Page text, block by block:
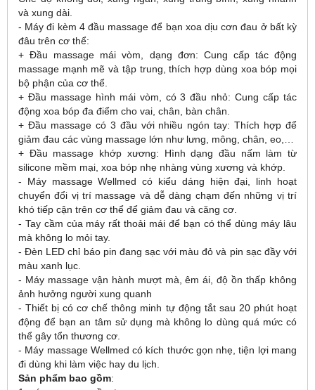
và xung dài.
- Máy đi kèm 4 đầu massage để bạn xoa dịu cơn đau ở bất kỳ
đâu trên cơ thể:
+ Đầu massage mái vòm, dạng đơn: Cung cấp tác động
massage mạnh mẽ và tập trung, thích hợp dùng xoa bóp mọi
bộ phận của cơ thể.
+ Đầu massage hình mái vòm, có 3 đầu nhỏ: Cung cấp tác
động xoa bóp đa điểm cho vai, chân, bàn chân.
+ Đầu massage có 3 đầu với nhiều ngón tay: Thích hợp để
giảm đau các vùng massage lớn như lưng, mông, chân, eo,…
+ Đầu massage khớp xương: Hình dạng đầu nấm làm từ
silicone mềm mại, xoa bóp nhẹ nhàng vùng xương và khớp.
- Máy massage Wellmed có kiểu dáng hiện đại, linh hoạt
chuyển đổi vị trí massage và dễ dàng chạm đến những vị trí
khó tiếp cận trên cơ thể để giảm đau và căng cơ.
- Tay cầm của máy rất thoải mái để bạn có thể dùng máy lâu
mà không lo mỏi tay.
- Đèn LED chỉ báo pin đang sạc với màu đỏ và pin sạc đầy với
màu xanh lục.
- Máy massage vận hành mượt mà, êm ái, độ ồn thấp không
ảnh hưởng người xung quanh
- Thiết bị có cơ chế thông minh tự động tắt sau 20 phút hoạt
động để bạn an tâm sử dụng mà không lo dùng quá mức có
thể gây tổn thương cơ.
- Máy massage Wellmed có kích thước gọn nhẹ, tiện lợi mang
đi dùng khi làm việc hay du lịch.
Sản phẩm bao gồm: